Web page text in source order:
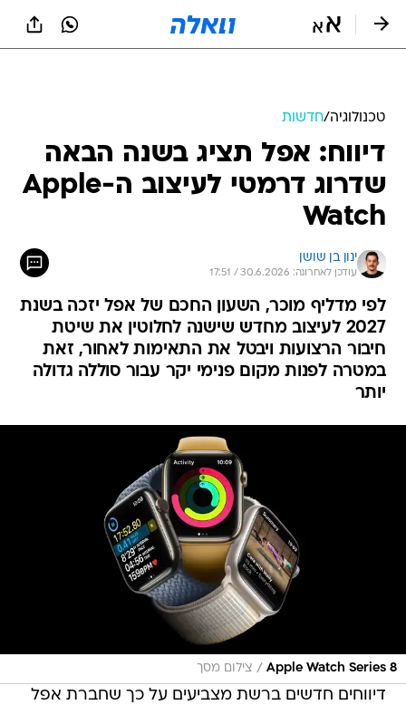
טכנולוגיה/חדשות
דיווח: אפל תציג בשנה הבאה
שדרוג דרמטי לעיצוב ה-Apple
Watch
ינון בן שושן
עודכן לאחרונה: 30.6.2026 / 17:51
לפי מדליף מוכר, השעון החכם של אפל יזכה בשנת
2027 לעיצוב מחדש שישנה לחלוטין את שיטת
חיבור הרצועות ויבטל את התאימות לאחור, זאת
במטרה לפנות מקום פנימי יקר עבור סוללה גדולה
יותר
Apple Watch Series 8
/ צילום מסך
דיווחים חדשים ברשת מצביעים על כך שחברת אפל